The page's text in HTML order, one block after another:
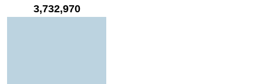
3,732,970